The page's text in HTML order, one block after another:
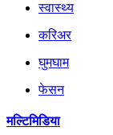
स्वास्थ्य
करिअर
घुमघाम
फेसन
मल्टिमिडिया